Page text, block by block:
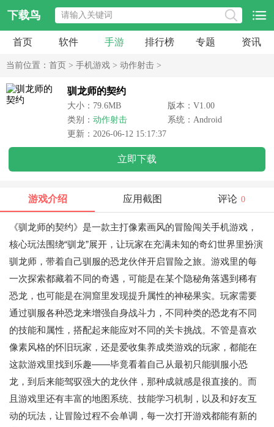
下载鸟
首页 软件 手游 排行榜 专题 资讯
当前位置： 首页 > 手机游戏 > 动作射击 >
驯龙师的契约
大小：79.6MB
版本：V1.00
类别： 动作射击
系统：Android
更新：2026-06-12 15:17:37
立即下载
游戏介绍 应用截图 评论 0
《驯龙师的契约》是一款主打像素画风的冒险闯关手机游戏，
核心玩法围绕“驯龙”展开，让玩家在充满未知的奇幻世界里扮演
驯龙师，带着自己驯服的恐龙伙伴开启冒险之旅。游戏里的每
一次探索都藏着不同的奇遇，可能是在某个隐秘角落遇到稀有
恐龙，也可能是在洞窟里发现提升属性的神秘果实。玩家需要
通过驯服各种恐龙来增强自身战斗力，不同种类的恐龙有不同
的技能和属性，搭配起来能应对不同的关卡挑战。不管是喜欢
像素风格的怀旧玩家，还是爱收集养成类游戏的玩家，都能在
这款游戏里找到乐趣——毕竟看着自己从最初只能驯服小恐
龙，到后来能驾驭强大的龙伙伴，那种成就感是很直接的。而
且游戏里还有丰富的地图系统、技能学习机制，以及和好友互
动的玩法，让冒险过程不会单调，每一次打开游戏都能有新的